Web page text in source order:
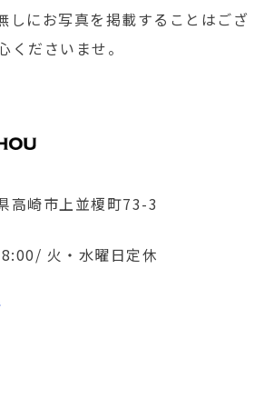
しにお写真を掲載することはござ
くださいませ。
高崎市上並榎町73-3
火・水曜日定休